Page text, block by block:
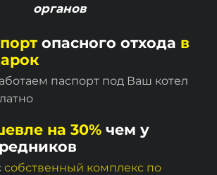
органов
опасного отхода в
паспорт под Ваш котел
на 30% чем у
собственный комплекc по